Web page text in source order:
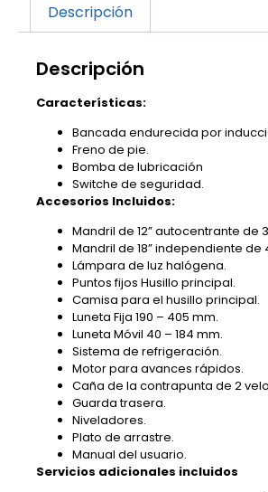
Descripción
Descripción
Características:
Bancada endurecida por
Freno de pie.
Bomba de lubricación
Switche de seguridad.
Accesorios Incluidos:
Mandril de 12” autocentrante de
Mandril de 18” independiente de
Lámpara de luz halógena.
Puntos fijos Husillo principal.
Camisa para el husillo principal.
Luneta Fija 190 – 405 mm.
Luneta Móvil 40 – 184 mm.
Sistema de refrigeración.
Motor para avances rápidos.
Caña de la contrapunta de 2
Guarda trasera.
Niveladores.
Plato de arrastre.
Manual del usuario.
Servicios adicionales incluidos